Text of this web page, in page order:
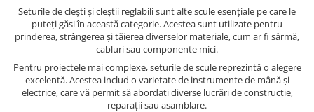
Seturile de clești și cleștii reglabili sunt alte scule esențiale pe care le
puteți găsi în această categorie. Acestea sunt utilizate pentru
prinderea, strângerea și tăierea diverselor materiale, cum ar fi sârmă,
cabluri sau componente mici.
Pentru proiectele mai complexe, seturile de scule reprezintă o alegere
excelentă. Acestea includ o varietate de instrumente de mână și
electrice, care vă permit să abordați diverse lucrări de construcție,
reparații sau asamblare.